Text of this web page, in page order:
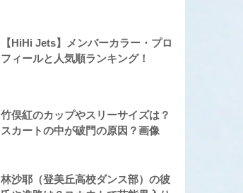
【HiHi Jets】メンバーカラー・プロ
フィールと人気順ランキング！
竹俣紅のカップやスリーサイズは？
スカートの中が破門の原因？画像
林沙耶（登美丘高校ダンス部）の彼